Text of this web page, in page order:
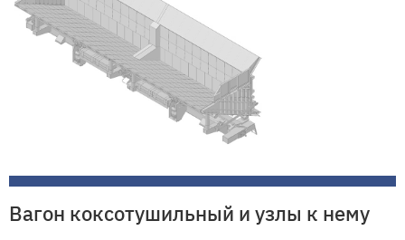
Вагон коксотушильный и узлы к нему